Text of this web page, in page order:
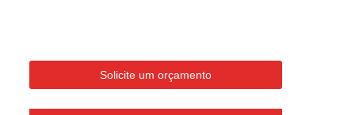
Portatil Philco
Ar Condicionado Portatil
Condicionado Portatil Philco
Solicite um orçamento